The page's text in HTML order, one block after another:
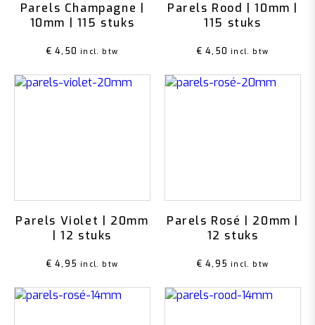
Parels Champagne |
10mm | 115 stuks
€ 4,50 incl. btw
Parels Rood | 10mm |
115 stuks
€ 4,50 incl. btw
Parels Violet | 20mm
| 12 stuks
€ 4,95 incl. btw
Parels Rosé | 20mm |
12 stuks
€ 4,95 incl. btw